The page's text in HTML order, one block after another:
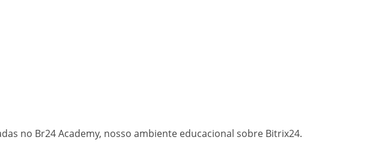
no Br24 Academy, nosso ambiente educacional sobre Bitrix24.